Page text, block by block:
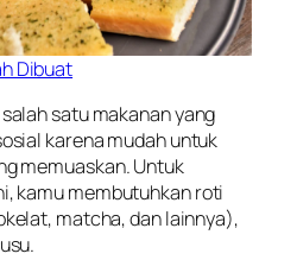
Dibuat
satu makanan yang
karena mudah untuk
memuaskan. Untuk
kamu membutuhkan roti
matcha, dan lainnya),